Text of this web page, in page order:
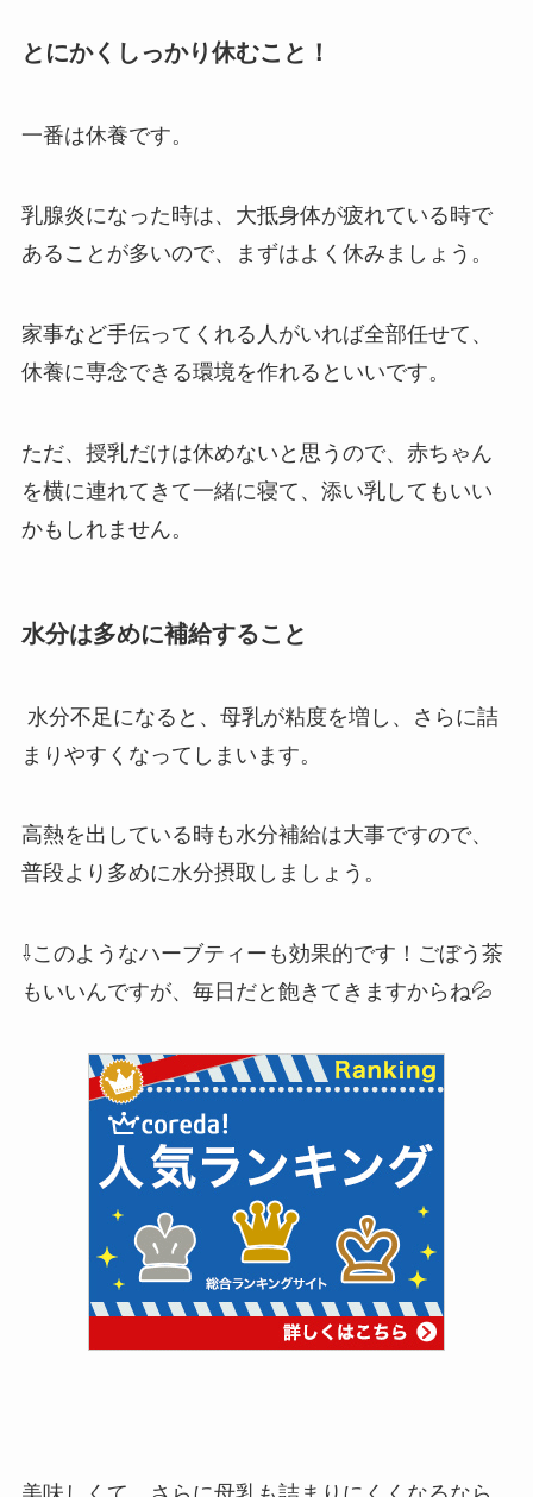
とにかくしっかり休むこと！
一番は休養です。
乳腺炎になった時は、大抵身体が疲れている時で
あることが多いので、まずはよく休みましょう。
家事など手伝ってくれる人がいれば全部任せて、
休養に専念できる環境を作れるといいです。
ただ、授乳だけは休めないと思うので、赤ちゃん
を横に連れてきて一緒に寝て、添い乳してもいい
かもしれません。
水分は多めに補給すること
水分不足になると、母乳が粘度を増し、さらに詰
まりやすくなってしまいます。
高熱を出している時も水分補給は大事ですので、
普段より多めに水分摂取しましょう。
⇩このようなハーブティーも効果的です！ごぼう茶
もいいんですが、毎日だと飽きてきますからね💦